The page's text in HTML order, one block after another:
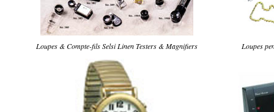
Loupes & Compte-fils Selsi Linen Testers & Magnifiers Loupes